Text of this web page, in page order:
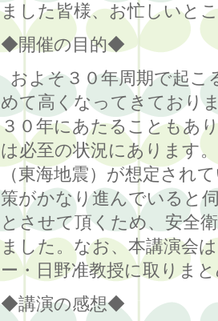
ました皆様、お忙しいと
◆開催の目的◆
およそ３０年周期で起こ
めて高くなってきており
３０年にあたることもあ
は必至の状況にあります
（東海地震）が想定され
策がかなり進んでいると
とさせて頂くため、安全
ました。なお、本講演会
ー・日野准教授に取りま
◆講演の感想◆